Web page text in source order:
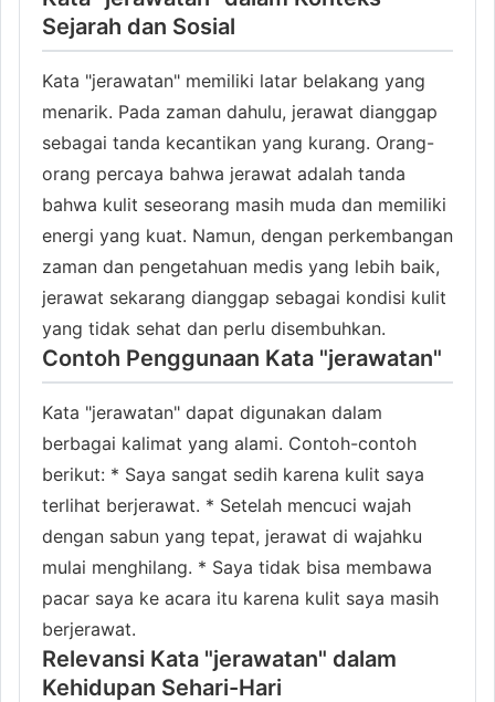
Sejarah dan Sosial
Kata "jerawatan" memiliki latar belakang yang
menarik. Pada zaman dahulu, jerawat dianggap
sebagai tanda kecantikan yang kurang. Orang-
orang percaya bahwa jerawat adalah tanda
bahwa kulit seseorang masih muda dan memiliki
energi yang kuat. Namun, dengan perkembangan
zaman dan pengetahuan medis yang lebih baik,
jerawat sekarang dianggap sebagai kondisi kulit
yang tidak sehat dan perlu disembuhkan.
Contoh Penggunaan Kata "jerawatan"
Kata "jerawatan" dapat digunakan dalam
berbagai kalimat yang alami. Contoh-contoh
berikut: * Saya sangat sedih karena kulit saya
terlihat berjerawat. * Setelah mencuci wajah
dengan sabun yang tepat, jerawat di wajahku
mulai menghilang. * Saya tidak bisa membawa
pacar saya ke acara itu karena kulit saya masih
berjerawat.
Relevansi Kata "jerawatan" dalam
Kehidupan Sehari-Hari